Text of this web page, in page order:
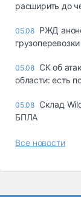
расширить до
05.08 РЖД
05.08 СК об
области: есть
05.08 Склад
БПЛА
Все новости